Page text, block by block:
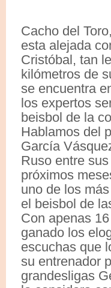
Cacho del
esta alejada
Cristóbal, tan
kilómetros de
se encuentra
los expertos
beisbol de la
Hablamos del
García
Ruso entre
próximos
uno de los
el beisbol de
Con apenas
ganado los
escuchas que
su entrenador
grandesligas